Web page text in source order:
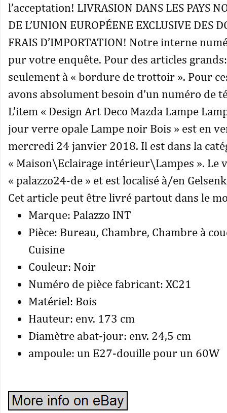
l’acceptation! LIVRASION DANS LES PAYS
DE L’UNION EUROPÉENE EXCLUSIVE DES
FRAIS D’IMPORTATION! Notre interne
pur votre enquête. Pour des articles
seulement à « bordure de trottoir ». Pour
avons absolument besoin d’un numéro de
L’item « Design Art Deco Mazda Lampe
jour verre opale Lampe noir Bois » est en
mercredi 24 janvier 2018. Il est dans la
« Maison\Eclairage intérieur\Lampes ». Le
« palazzo24-de » et est localisé à/en
Cet article peut être livré partout dans le
Marque: Palazzo INT
Pièce: Bureau, Chambre, Chambre à
Cuisine
Couleur: Noir
Numéro de pièce fabricant: XC21
Matériel: Bois
Hauteur: env. 173 cm
Diamètre abat-jour: env. 24,5 cm
ampoule: un E27-douille pour un 60W